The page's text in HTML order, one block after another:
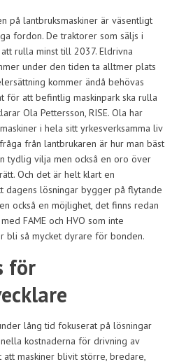
på lantbruksmaskiner är väsentligt
fordon. De traktorer som säljs i
rulla minst till 2037. Eldrivna
under den tiden ta alltmer plats
kommer ändå behövas
för att befintlig maskinpark ska rulla
Ola Pettersson, RISE. Ola har
i hela sitt yrkesverksamma liv
från lantbrukaren är hur man bäst
tydlig vilja men också en oro över
Och det är helt klart en
dagens lösningar bygger på flytande
också en möjlighet, det finns redan
FAME och HVO som inte
bli så mycket dyrare för bonden.
för
lång tid fokuserat på lösningar
kostnaderna för drivning av
att maskiner blivit större, bredare,